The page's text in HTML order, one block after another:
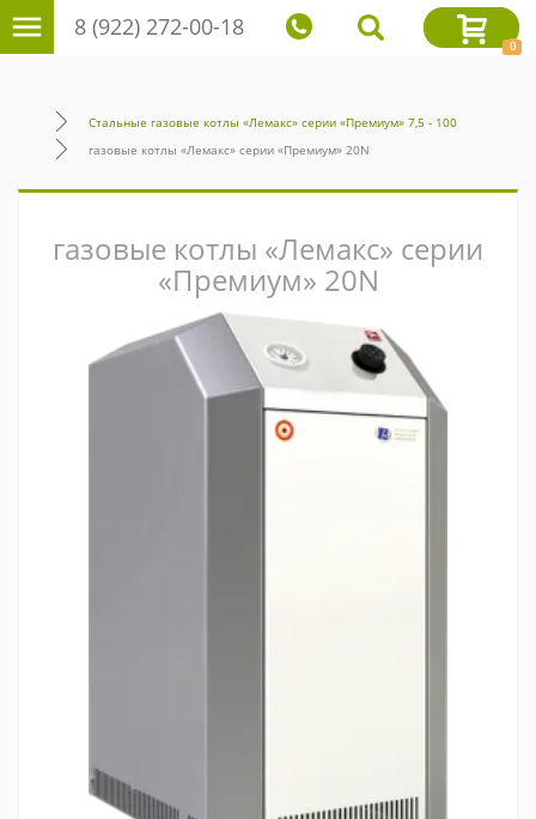
8 (922) 272-00-18
0
Стальные газовые котлы «Лемакс» серии «Премиум» 7,5 - 100
газовые котлы «Лемакс» серии «Премиум» 20N
газовые котлы «Лемакс» серии
«Премиум» 20N